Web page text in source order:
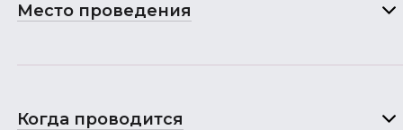
Место проведения
Когда проводится